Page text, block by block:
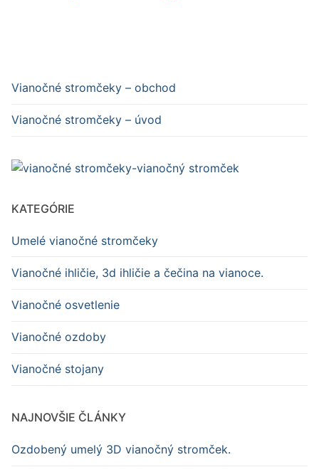
Vianočné stromčeky – obchod
Vianočné stromčeky – úvod
KATEGÓRIE
Umelé vianočné stromčeky
Vianočné ihličie, 3d ihličie a čečina na vianoce.
Vianočné osvetlenie
Vianočné ozdoby
Vianočné stojany
NAJNOVŠIE ČLÁNKY
Ozdobený umelý 3D vianočný stromček.